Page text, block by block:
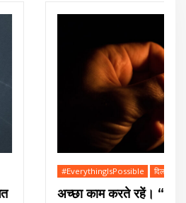
“मौके को न खोएं और सभी लोगों